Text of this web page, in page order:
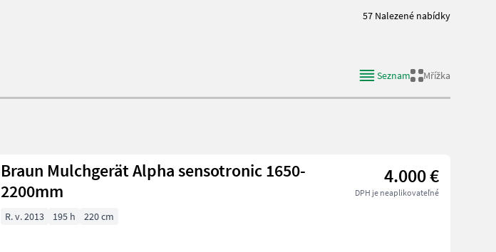
57 Nalezené nabídky
Seznam
Mřížka
Braun Mulchgerät Alpha sensotronic 1650-
2200mm
4.000 €
DPH je neaplikovateľné
R. v. 2013 195 h 220 cm